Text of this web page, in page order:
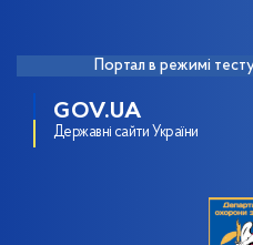
Портал в режимі
GOV.UA
Державні сайти України